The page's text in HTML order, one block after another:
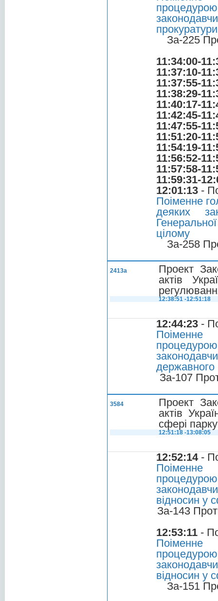
За-225
11:34:00-
11:37:10-
11:37:55-
11:38:29-
11:40:17-
11:42:45-
11:47:55-
11:51:20-
11:54:19-
11:56:52-
11:57:58-
11:59:31-
12:01:13 -
Поіменне
деяких
цілому
За-258
2413а
Проект
актів
12:38:51 -12:51:18
12:44:23 -
Поіменне
державного
За-107
3584
Проект
актів
сфері
12:51:18 -13:08:05
12:52:14-
Поіменне
відносин у
За-143
12:53:11 -
Поіменне
відносин у
За-151